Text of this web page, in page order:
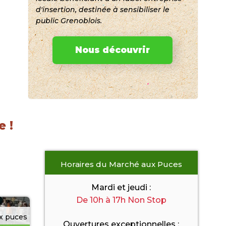
J'ai
!
d'insertion, destinée à sensibiliser le
public Grenoblois.
Nous découvrir
puces
Horaires du Marché aux Puces
Mardi et jeudi :
De 10h à 17h Non Stop